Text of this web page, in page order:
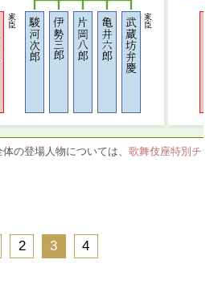
の登場人物については、 歌舞伎座特別チラ
2 3 4